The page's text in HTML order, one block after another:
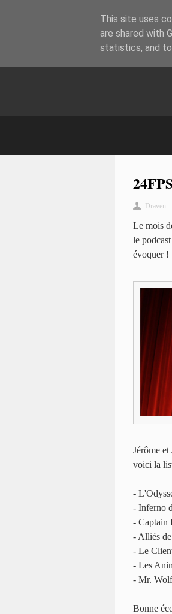
Draven
Le mois
le
évoquer !
Jérôme
voici la
-
- Inferno
- Captain
- Alliés
- Le
- Les
- Mr.
Bonne
This site uses
are shared with
statistics, and